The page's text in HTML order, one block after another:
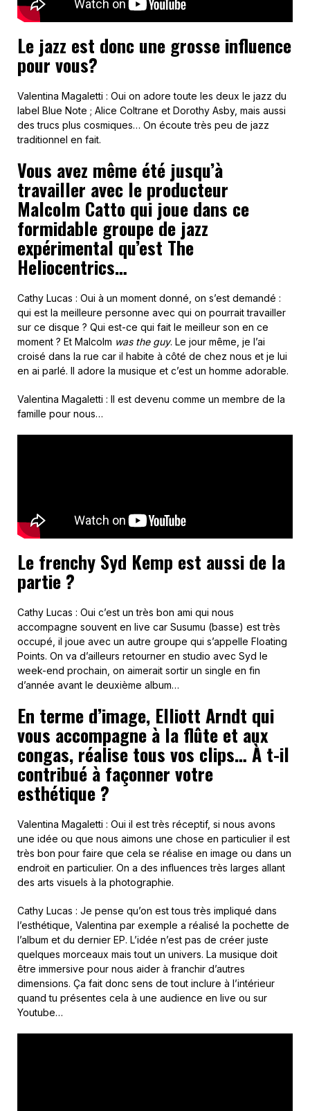
Le jazz est donc une grosse influence
pour vous?
Valentina Magaletti : Oui on adore toute les deux le jazz du
label Blue Note ; Alice Coltrane et Dorothy Asby, mais aussi
des trucs plus cosmiques… On écoute très peu de jazz
traditionnel en fait.
Vous avez même été jusqu’à
travailler avec le producteur
Malcolm Catto qui joue dans ce
formidable groupe de jazz
expérimental qu’est The
Heliocentrics…
Cathy Lucas : Oui à un moment donné, on s’est demandé :
qui est la meilleure personne avec qui on pourrait travailler
sur ce disque ? Qui est-ce qui fait le meilleur son en ce
moment ? Et Malcolm was the guy. Le jour même, je l’ai
croisé dans la rue car il habite à côté de chez nous et je lui
en ai parlé. Il adore la musique et c’est un homme adorable.
Valentina Magaletti : Il est devenu comme un membre de la
famille pour nous…
Le frenchy Syd Kemp est aussi de la
partie ?
Cathy Lucas : Oui c’est un très bon ami qui nous
accompagne souvent en live car Susumu (basse) est très
occupé, il joue avec un autre groupe qui s’appelle Floating
Points. On va d’ailleurs retourner en studio avec Syd le
week-end prochain, on aimerait sortir un single en fin
d’année avant le deuxième album…
En terme d’image, Elliott Arndt qui
vous accompagne à la flûte et aux
congas, réalise tous vos clips… À t-il
contribué à façonner votre
esthétique ?
Valentina Magaletti : Oui il est très réceptif, si nous avons
une idée ou que nous aimons une chose en particulier il est
très bon pour faire que cela se réalise en image ou dans un
endroit en particulier. On a des influences très larges allant
des arts visuels à la photographie.
Cathy Lucas : Je pense qu’on est tous très impliqué dans
l’esthétique, Valentina par exemple a réalisé la pochette de
l’album et du dernier EP. L’idée n’est pas de créer juste
quelques morceaux mais tout un univers. La musique doit
être immersive pour nous aider à franchir d’autres
dimensions. Ça fait donc sens de tout inclure à l’intérieur
quand tu présentes cela à une audience en live ou sur
Youtube…